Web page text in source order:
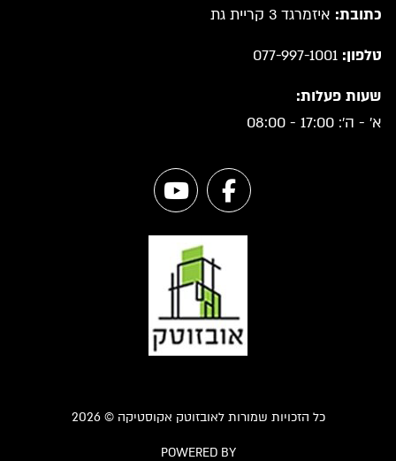
כתובת: איזמרגד 3 קריית גת
טלפון: 077-997-1001
שעות פעלות:
א' - ה': 17:00 - 08:00
כל הזכויות שמורות לאובזוטק אקוסטיקה © 2026
POWERED BY